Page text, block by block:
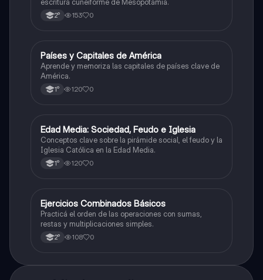
2° 153 0
PGeografía
Países y Capitales de América
Aprende y memoriza las capitales de países clave de
América.
1° 120 0
EHistoria
Edad Media: Sociedad, Feudo e Iglesia
Conceptos clave sobre la pirámide social, el feudo y la
Iglesia Católica en la Edad Media.
1° 120 0
EMatemáticas
Ejercicios Combinados Básicos
Practicá el orden de las operaciones con sumas,
restas y multiplicaciones simples.
2° 108 0